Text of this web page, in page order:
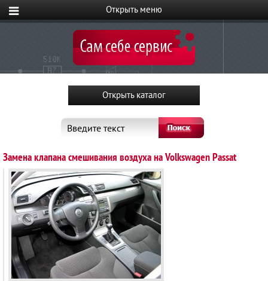
Введите текст
Замена клапана смешивания воздуха на Volkswagen Passat